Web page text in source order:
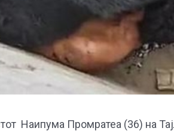
Наипума Промратеа (36) на